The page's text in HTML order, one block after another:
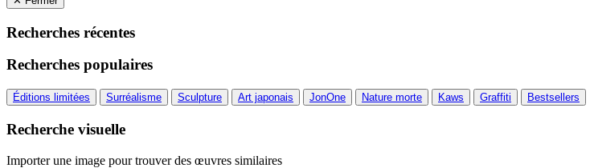
Recherches récentes
Recherches populaires
Éditions limitées Surréalisme Sculpture Art japonais JonOne Nature morte Kaws Graffiti Bestsellers
Recherche visuelle
Importer une image pour trouver des œuvres similaires